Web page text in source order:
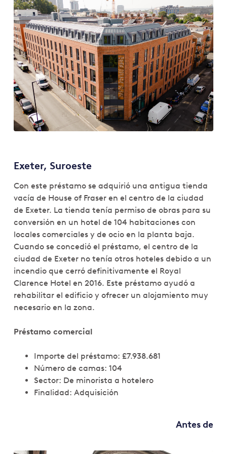
Exeter, Suroeste
Con este préstamo se adquirió una antigua tienda
vacía de House of Fraser en el centro de la ciudad
de Exeter. La tienda tenía permiso de obras para su
conversión en un hotel de 104 habitaciones con
locales comerciales y de ocio en la planta baja.
Cuando se concedió el préstamo, el centro de la
ciudad de Exeter no tenía otros hoteles debido a un
incendio que cerró definitivamente el Royal
Clarence Hotel en 2016. Este préstamo ayudó a
rehabilitar el edificio y ofrecer un alojamiento muy
necesario en la zona.
Préstamo comercial
Importe del préstamo: £7.938.681
Número de camas: 104
Sector: De minorista a hotelero
Finalidad: Adquisición
Antes de